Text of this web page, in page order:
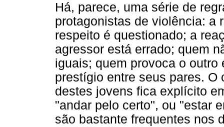
Há, parece, uma série de
protagonistas de violência: a
respeito é questionado; a
agressor está errado; quem
iguais; quem provoca o
prestígio entre seus pares. O
destes jovens fica explícito
"andar pelo certo", ou "estar
são bastante frequentes nos